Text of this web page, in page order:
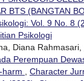
BTS (BANGTAN
Vol. 9 No. 8
Psikologi
Diana Rahmasari,
Perempuan
harm
Character